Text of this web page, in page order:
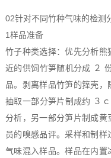
02针对不同竹种气味的检测
1样品准备
竹子种类选择：优先分析熊
近的供饲竹笋随机分成 ２
品。剥离样品竹笋的箨壳
抽取一部分笋片制成约 ３
分析，另一部分笋片制成
员的嗅感品评。采样和制
气味混入样品。样品在内